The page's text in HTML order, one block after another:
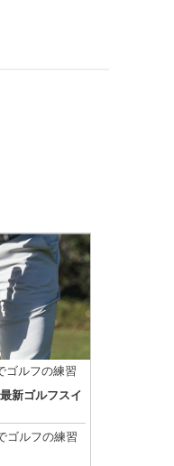
ゴルフの練習
新ゴルフスイ
ゴルフの練習